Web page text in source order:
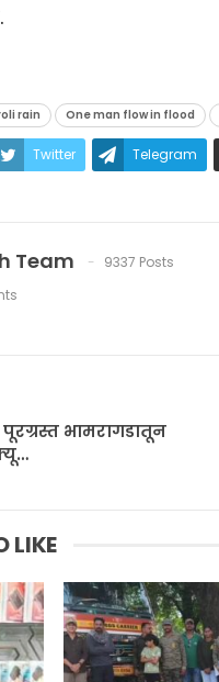
rain One man flow in flood
Twitter Telegram
Team
9337 Posts
भामरागडातून
LIKE